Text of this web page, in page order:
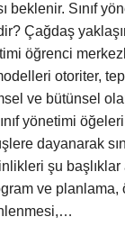
beklenir. Sınıf
Çağdaş
öğrenci
otoriter,
ve bütünsel
yönetimi
dayanarak
şu başlıklar
ve planlama,